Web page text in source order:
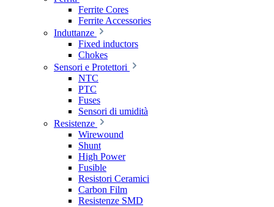
Ferrite Cores
Ferrite Accessories
Induttanze
Fixed inductors
Chokes
Sensori e Protettori
NTC
PTC
Fuses
Sensori di umidità
Resistenze
Wirewound
Shunt
High Power
Fusible
Resistori Ceramici
Carbon Film
Resistenze SMD